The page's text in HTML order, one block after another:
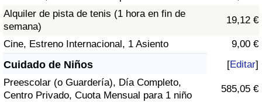
Alquiler de pista de tenis (1 hora en fin de
semana)
19,12 €
Cine, Estreno Internacional, 1 Asiento 9,00 €
Cuidado de Niños [Editar]
Preescolar (o Guardería), Día Completo,
Centro Privado, Cuota Mensual para 1 niño
585,05 €